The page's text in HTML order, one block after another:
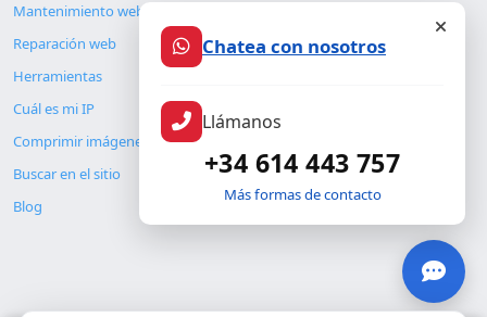
Mantenimiento web
Reparación web
Herramientas
Cuál es mi IP
Comprimir imágenes
Buscar en el sitio
Blog
Chatea con nosotros
Llámanos
+34 614 443 757
Más formas de contacto